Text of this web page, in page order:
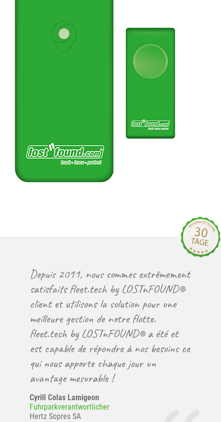
Depuis 2011, nous sommes extrêmement
satisfaits fleet.tech by LOSTnFOUND®
client et utilisons la solution pour une
meilleure gestion de notre flotte.
fleet.tech by LOSTnFOUND® a été et
est capable de répondre à nos besoins ce
qui nous apporte chaque jour un
avantage mesurable !
Cyrill Colas Lamigeon
Fuhrparkverantwortlicher
Hertz Sopres SA